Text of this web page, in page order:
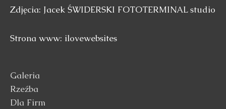
Zdjęcia: Jacek ŚWIDERSKI FOTOTERMINAL studio
Strona www: ilovewebsites
Galeria
Rzeźba
Dla Firm